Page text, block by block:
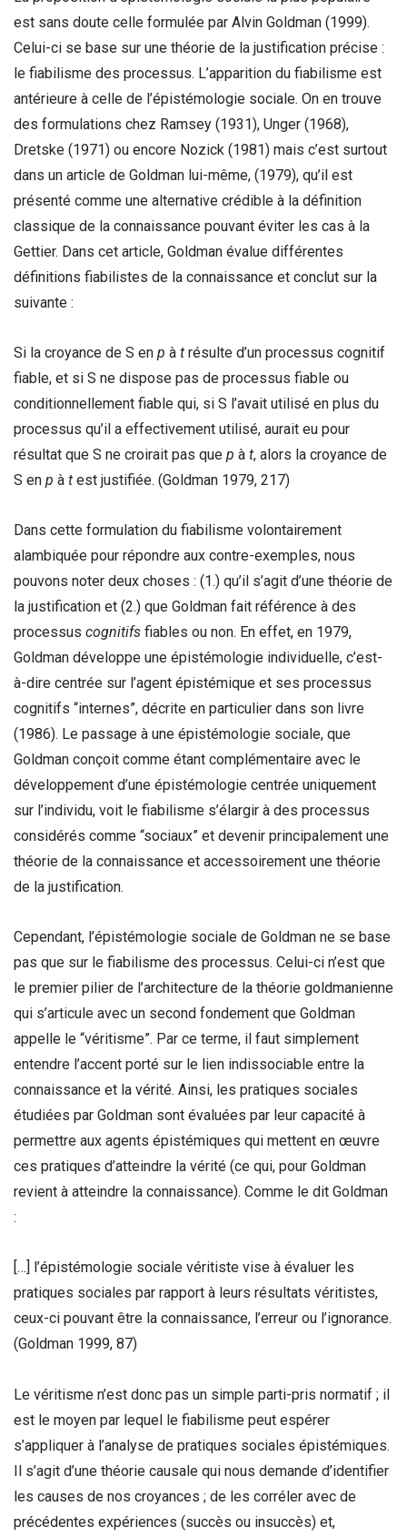
est sans doute celle formulée par Alvin Goldman (1999).
Celui-ci se base sur une théorie de la justification précise :
le fiabilisme des processus. L’apparition du fiabilisme est
antérieure à celle de l’épistémologie sociale. On en trouve
des formulations chez Ramsey (1931), Unger (1968),
Dretske (1971) ou encore Nozick (1981) mais c’est surtout
dans un article de Goldman lui-même, (1979), qu’il est
présenté comme une alternative crédible à la définition
classique de la connaissance pouvant éviter les cas à la
Gettier. Dans cet article, Goldman évalue différentes
définitions fiabilistes de la connaissance et conclut sur la
suivante :
Si la croyance de S en p à t résulte d’un processus cognitif
fiable, et si S ne dispose pas de processus fiable ou
conditionnellement fiable qui, si S l’avait utilisé en plus du
processus qu’il a effectivement utilisé, aurait eu pour
résultat que S ne croirait pas que p à t, alors la croyance de
S en p à t est justifiée. (Goldman 1979, 217)
Dans cette formulation du fiabilisme volontairement
alambiquée pour répondre aux contre-exemples, nous
pouvons noter deux choses : (1.) qu’il s’agit d’une théorie de
la justification et (2.) que Goldman fait référence à des
processus cognitifs fiables ou non. En effet, en 1979,
Goldman développe une épistémologie individuelle, c’est-
à-dire centrée sur l’agent épistémique et ses processus
cognitifs “internes”, décrite en particulier dans son livre
(1986). Le passage à une épistémologie sociale, que
Goldman conçoit comme étant complémentaire avec le
développement d’une épistémologie centrée uniquement
sur l’individu, voit le fiabilisme s’élargir à des processus
considérés comme “sociaux” et devenir principalement une
théorie de la connaissance et accessoirement une théorie
de la justification.
Cependant, l’épistémologie sociale de Goldman ne se base
pas que sur le fiabilisme des processus. Celui-ci n’est que
le premier pilier de l’architecture de la théorie goldmanienne
qui s’articule avec un second fondement que Goldman
appelle le “véritisme”. Par ce terme, il faut simplement
entendre l’accent porté sur le lien indissociable entre la
connaissance et la vérité. Ainsi, les pratiques sociales
étudiées par Goldman sont évaluées par leur capacité à
permettre aux agents épistémiques qui mettent en œuvre
ces pratiques d’atteindre la vérité (ce qui, pour Goldman
revient à atteindre la connaissance). Comme le dit Goldman
:
[…] l’épistémologie sociale véritiste vise à évaluer les
pratiques sociales par rapport à leurs résultats véritistes,
ceux-ci pouvant être la connaissance, l’erreur ou l’ignorance.
(Goldman 1999, 87)
Le véritisme n’est donc pas un simple parti-pris normatif ; il
est le moyen par lequel le fiabilisme peut espérer
s’appliquer à l’analyse de pratiques sociales épistémiques.
Il s’agit d’une théorie causale qui nous demande d’identifier
les causes de nos croyances ; de les corréler avec de
précédentes expériences (succès ou insuccès) et,